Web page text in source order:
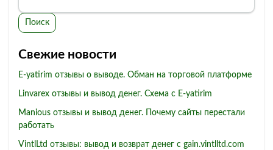
Поиск
Свежие новости
E-yatirim отзывы о выводе. Обман на торговой платформе
Linvarex отзывы и вывод денег. Схема с E-yatirim
Manious отзывы и вывод денег. Почему сайты перестали
работать
VintlLtd отзывы: вывод и возврат денег с gain.vintlltd.com